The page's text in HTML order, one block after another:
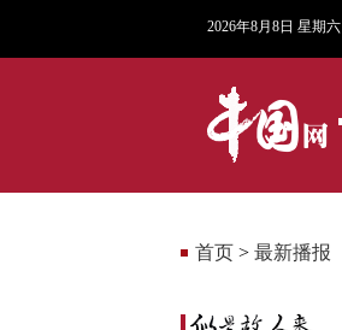
2026年8月8日 星期六
首页 > 最新播报